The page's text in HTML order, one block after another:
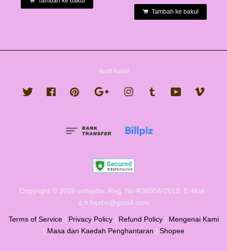
Tambah ke bakul
Ikuti kami
Twitter FacebookPinterest Google InstagramTumblr YouTube
Copyright © 2026 snhijabs. Reg. No R38956/2018. E-Mail :
s.n.hijabs@gmail.com
Terms of Service| Privacy Policy| Refund Policy| Mengenai Kami
| Masa dan Kaedah Penghantaran | Shopee